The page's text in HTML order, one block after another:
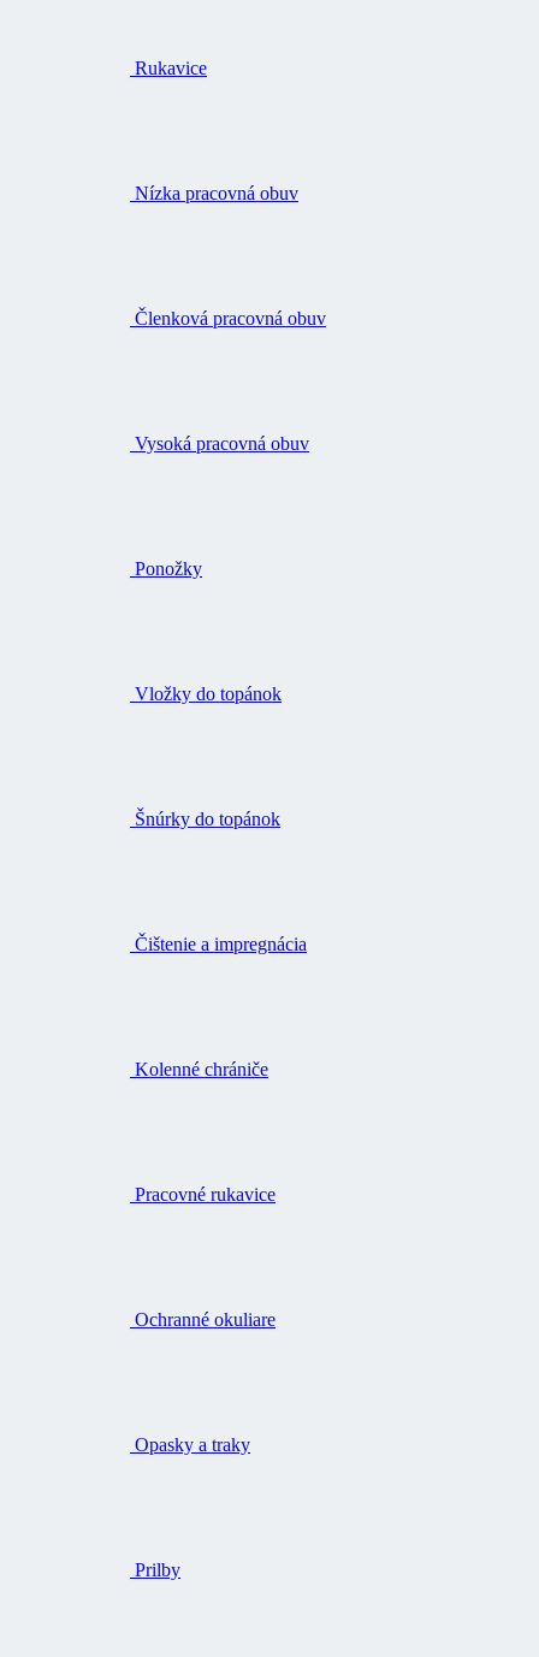
Rukavice
Nízka pracovná obuv
Členková pracovná obuv
Vysoká pracovná obuv
Ponožky
Vložky do topánok
Šnúrky do topánok
Čištenie a impregnácia
Kolenné chrániče
Pracovné rukavice
Ochranné okuliare
Opasky a traky
Prilby